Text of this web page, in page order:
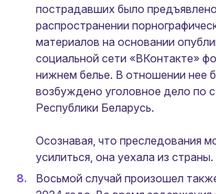
пострадавших было
распространении
материалов на основании
социальной сети «ВКонтакте»
нижнем белье. В отношении нее
возбуждено уголовное дело по
Республики Беларусь.
Осознавая, что преследования
усилиться, она уехала из страны.
Восьмой случай произошел